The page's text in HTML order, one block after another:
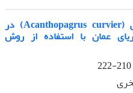
بررسی تنوع ژنتیکی ماهی صبیتی (Acanthopagrus curvier) در
عمان با استفاده از روش
210-222